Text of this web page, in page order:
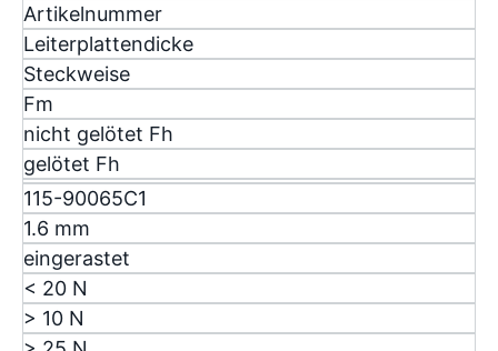
Artikelnummer
Leiterplattendicke
Steckweise
Fm
nicht gelötet Fh
gelötet Fh
115-90065C1
1.6 mm
eingerastet
< 20 N
> 10 N